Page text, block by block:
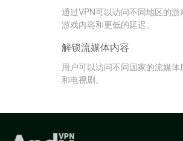
通过VPN可以访问不同地区的
游戏内容和更低的延迟。
解锁流媒体内容
用户可以访问不同国家的流媒
和电视剧。